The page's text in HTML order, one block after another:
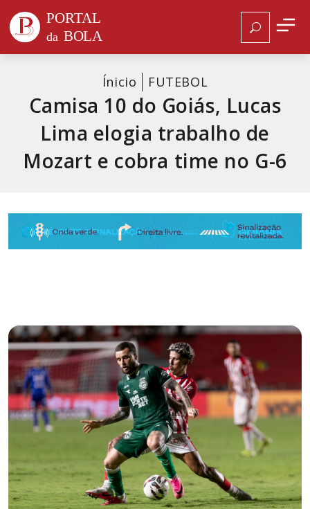
Ínicio FUTEBOL
Camisa 10 do Goiás, Lucas
Lima elogia trabalho de
Mozart e cobra time no G-6